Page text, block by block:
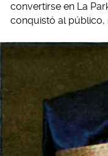
convertirse en La
conquistó al público,